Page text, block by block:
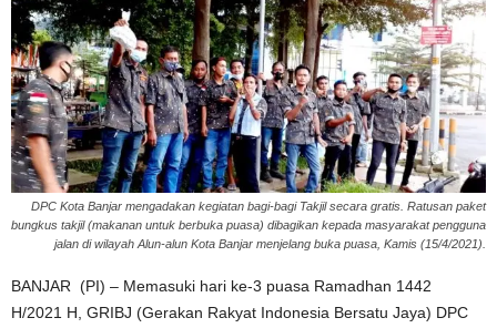
DPC Kota Banjar mengadakan kegiatan bagi-bagi Takjil secara gratis. Ratusan paket
bungkus takjil (makanan untuk berbuka puasa) dibagikan kepada masyarakat pengguna
jalan di wilayah Alun-alun Kota Banjar menjelang buka puasa, Kamis (15/4/2021).
BANJAR (PI) – Memasuki hari ke-3 puasa Ramadhan 1442
H/2021 H, GRIBJ (Gerakan Rakyat Indonesia Bersatu Jaya) DPC